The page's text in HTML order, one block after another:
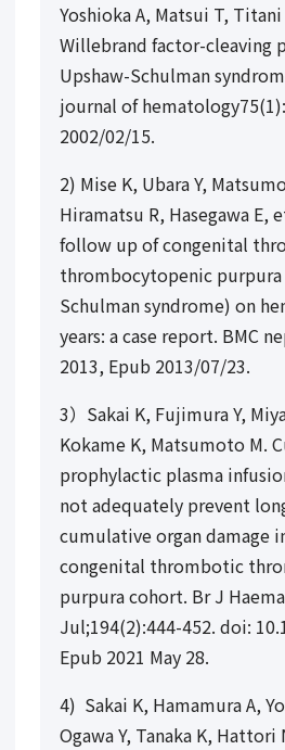
Yoshioka A, Matsui T, Titani
Willebrand factor-cleaving
Upshaw-Schulman
journal of
2002/02/15.
2) Mise K, Ubara Y,
Hiramatsu R, Hasegawa E,
follow up of congenital
thrombocytopenic purpura
Schulman syndrome) on
years: a case report. BMC
2013, Epub 2013/07/23.
3） Sakai K, Fujimura Y,
Kokame K, Matsumoto M.
prophylactic plasma
not adequately prevent
cumulative organ damage
congenital thrombotic
purpura cohort. Br J
Jul;194(2):444-452. doi:
Epub 2021 May 28.
4) Sakai K, Hamamura A,
Ogawa Y, Tanaka K, Hattori